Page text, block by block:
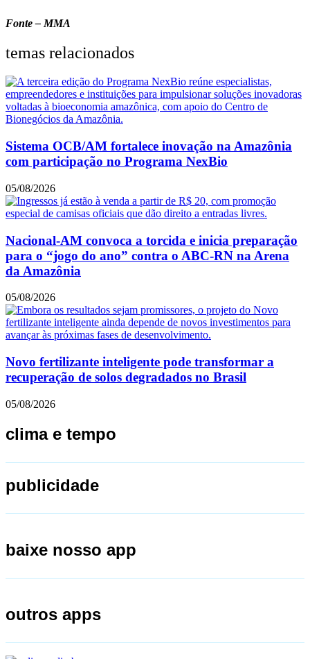
Fonte – MMA
temas relacionados
Sistema OCB/AM fortalece inovação na Amazônia
com participação no Programa NexBio
05/08/2026
Nacional-AM convoca a torcida e inicia preparação
para o “jogo do ano” contra o ABC-RN na Arena
da Amazônia
05/08/2026
Novo fertilizante inteligente pode transformar a
recuperação de solos degradados no Brasil
05/08/2026
clima e tempo
publicidade
baixe nosso app
outros apps